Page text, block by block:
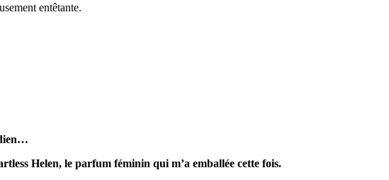
entêtante.
Helen, le parfum féminin qui m’a emballée cette fois.